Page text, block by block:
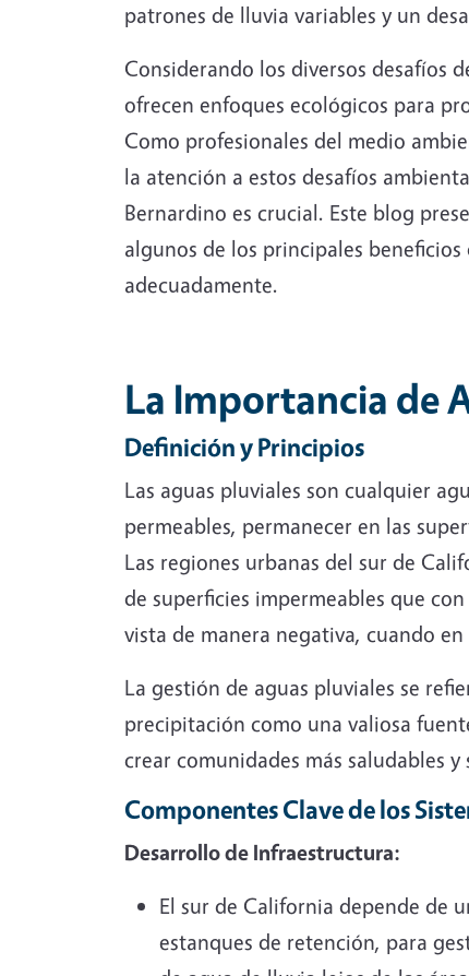
patrones de lluvia variables y un
Considerando los diversos desafíos
ofrecen enfoques ecológicos para
Como profesionales del medio
la atención a estos desafíos
Bernardino es crucial. Este blog
algunos de los principales
adecuadamente.
La Importancia de
Definición y Principios
Las aguas pluviales son cualquier
permeables, permanecer en las
Las regiones urbanas del sur de
de superficies impermeables que
vista de manera negativa, cuando
La gestión de aguas pluviales se
precipitación como una valiosa
crear comunidades más saludables y
Componentes Clave de los
Desarrollo de Infraestructura:
El sur de California depende de
estanques de retención, para